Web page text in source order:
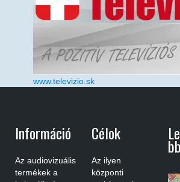
www.televizio.sk
Információ
Az audiovizuális
termékek a
Célok
Az ilyen
központi